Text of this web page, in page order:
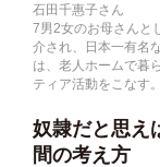
石田千惠子さん
7男2女のお母さんと
介され、日本一有名
は、老人ホームで暮
ティア活動をこなす。
奴隷だと思
間の考え方